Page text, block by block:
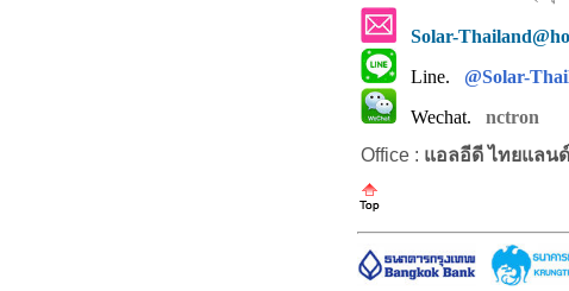
Solar-
Line. @Solar-
Wechat. nctron
Office : แอลอีดี ไทยแลนด์